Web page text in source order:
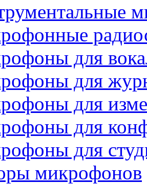
для
для
для
для
для
микрофонов